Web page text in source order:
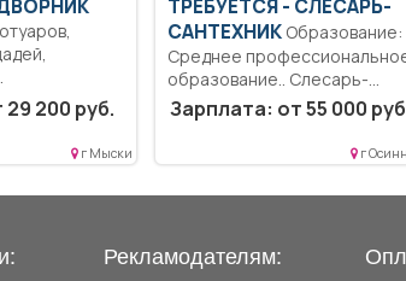
200 руб.
г Мыски
ТРЕБУЕТСЯ - СЛЕСАРЬ-
САНТЕХНИК
Среднее
образование.. Слесарь-
сантехник должен знать:
приказы, указания,...
Зарплата: от 55 000
г
Рекламодателям: